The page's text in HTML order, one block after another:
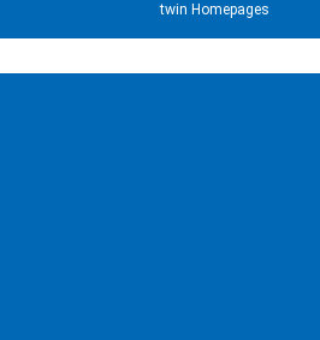
twin Homepages